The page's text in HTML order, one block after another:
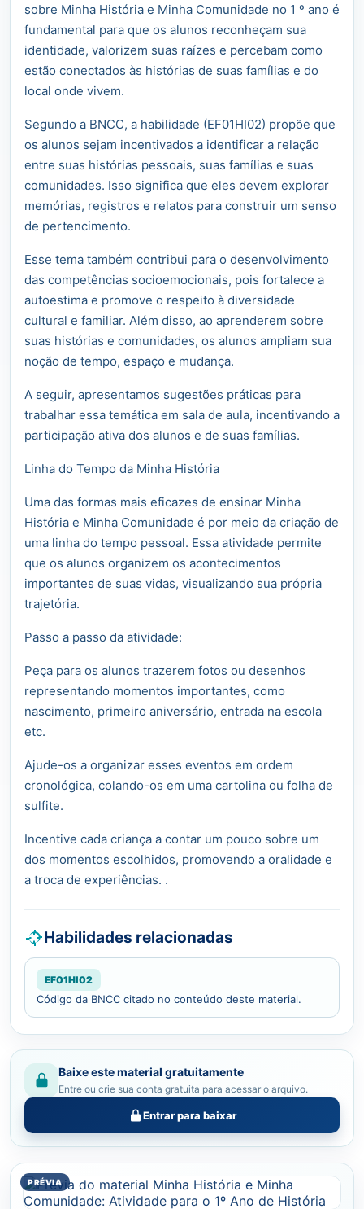
sobre Minha História e Minha Comunidade no 1 º ano é
fundamental para que os alunos reconheçam sua
identidade, valorizem suas raízes e percebam como
estão conectados às histórias de suas famílias e do
local onde vivem.
Segundo a BNCC, a habilidade (EF01HI02) propõe que
os alunos sejam incentivados a identificar a relação
entre suas histórias pessoais, suas famílias e suas
comunidades. Isso significa que eles devem explorar
memórias, registros e relatos para construir um senso
de pertencimento.
Esse tema também contribui para o desenvolvimento
das competências socioemocionais, pois fortalece a
autoestima e promove o respeito à diversidade
cultural e familiar. Além disso, ao aprenderem sobre
suas histórias e comunidades, os alunos ampliam sua
noção de tempo, espaço e mudança.
A seguir, apresentamos sugestões práticas para
trabalhar essa temática em sala de aula, incentivando a
participação ativa dos alunos e de suas famílias.
Linha do Tempo da Minha História
Uma das formas mais eficazes de ensinar Minha
História e Minha Comunidade é por meio da criação de
uma linha do tempo pessoal. Essa atividade permite
que os alunos organizem os acontecimentos
importantes de suas vidas, visualizando sua própria
trajetória.
Passo a passo da atividade:
Peça para os alunos trazerem fotos ou desenhos
representando momentos importantes, como
nascimento, primeiro aniversário, entrada na escola
etc.
Ajude-os a organizar esses eventos em ordem
cronológica, colando-os em uma cartolina ou folha de
sulfite.
Incentive cada criança a contar um pouco sobre um
dos momentos escolhidos, promovendo a oralidade e
a troca de experiências. .
Habilidades relacionadas
EF01HI02
Código da BNCC citado no conteúdo deste material.
Baixe este material gratuitamente
Entre ou crie sua conta gratuita para acessar o arquivo.
Entrar para baixar